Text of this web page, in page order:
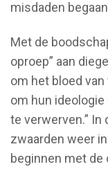
misdaden
Met de
oproep” aan
om het bloed
om hun
te verwerven.” In
zwaarden weer
beginnen met de